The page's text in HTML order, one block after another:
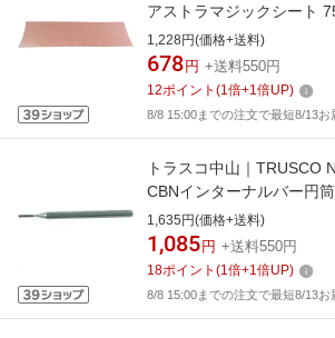
アストラマジックシート
10枚入 TAMS240−180《※
す。実際の商品とは異なり
1,228円(価格+送料)
678 円 +送料550円
12ポイント (1倍+1倍UP)
8/8 15:00までの注文で最短8/13お
トラスコ中山｜TRUSCO
CBNインターナルバー円
軸3mm T3−710BM
1,635円(価格+送料)
1,085 円 +送料550円
18ポイント (1倍+1倍UP)
8/8 15:00までの注文で最短8/13お